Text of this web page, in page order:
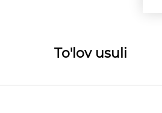
To'lov usuli